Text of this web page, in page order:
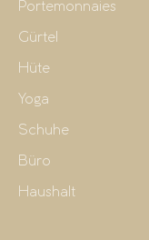
Portemonnaies
Gürtel
Hüte
Yoga
Schuhe
Büro
Haushalt